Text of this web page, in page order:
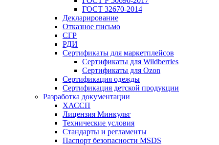
ГОСТ 32670-2014
Декларирование
Отказное письмо
СГР
РДИ
Сертификаты для маркетплейсов
Сертификаты для Wildberries
Сертификаты для Ozon
Сертификация одежды
Сертификация детской продукции
Разработка документации
ХАССП
Лицензия Минкульт
Технические условия
Стандарты и регламенты
Паспорт безопасности MSDS